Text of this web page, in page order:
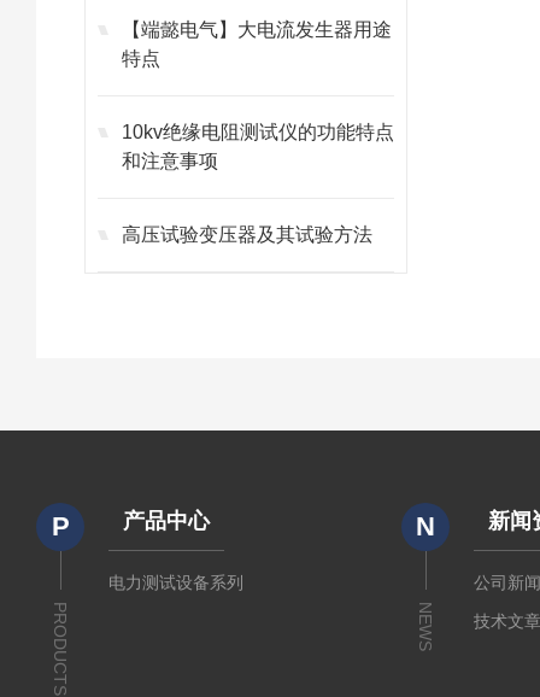
【端懿电气】大电流发生器用途
特点
10kv绝缘电阻测试仪的功能特点
和注意事项
高压试验变压器及其试验方法
P
PRODUCTS
产品中心
电力测试设备系列
N
NEWS
新闻
公司新
技术文